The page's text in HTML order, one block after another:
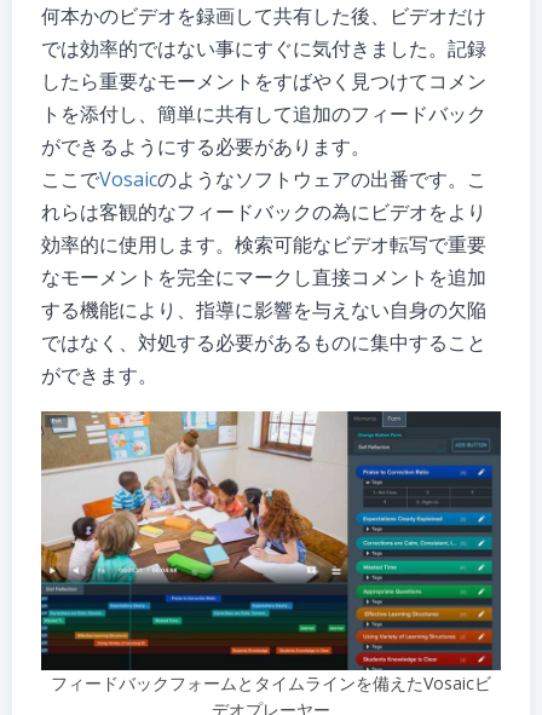
何本かのビデオを録画して共有した後、ビデオだけ
では効率的ではない事にすぐに気付きました。記録
したら重要なモーメントをすばやく見つけてコメン
トを添付し、簡単に共有して追加のフィードバック
ができるようにする必要があります。
ここでVosaicのようなソフトウェアの出番です。こ
れらは客観的なフィードバックの為にビデオをより
効率的に使用します。検索可能なビデオ転写で重要
なモーメントを完全にマークし直接コメントを追加
する機能により、指導に影響を与えない自身の欠陥
ではなく、対処する必要があるものに集中すること
ができます。
フィードバックフォームとタイムラインを備えたVosaicビ
デオプレーヤー